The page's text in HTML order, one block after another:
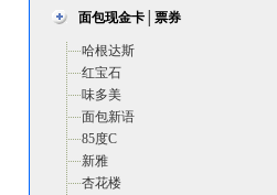
面包现金卡│票券
哈根达斯
红宝石
味多美
面包新语
85度C
新雅
杏花楼